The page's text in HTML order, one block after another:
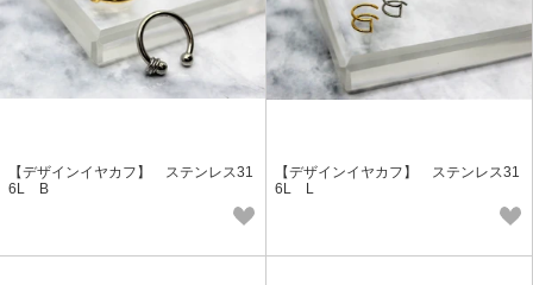
【デザインイヤカフ】 ステンレス31
6L B
【デザインイヤカフ】 ステンレス31
6L L